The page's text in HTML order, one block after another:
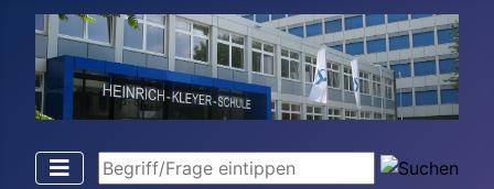
Begriff/Frage eintippen